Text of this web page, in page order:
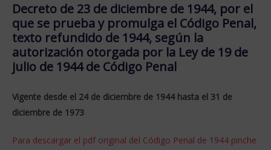
Decreto de 23 de diciembre de 1944, por el
que se prueba y promulga el Código Penal,
texto refundido de 1944, según la
autorización otorgada por la Ley de 19 de
julio de 1944 de Código Penal
Vigente desde el 24 de diciembre de 1944 hasta el 31 de
diciembre de 1973
Para descargar el pdf original del Código Penal de 1944 pinche